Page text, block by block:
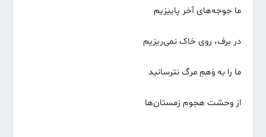
ما جوجه‌های آخر پاییزیم
در برف، روی خاک نمی‌ریزیم
ما را به وَهمِ مرگ نترسانید
از وحشت هجوم زمستان‌ها